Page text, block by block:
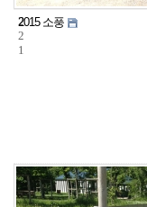
2
2
1
2015 소풍